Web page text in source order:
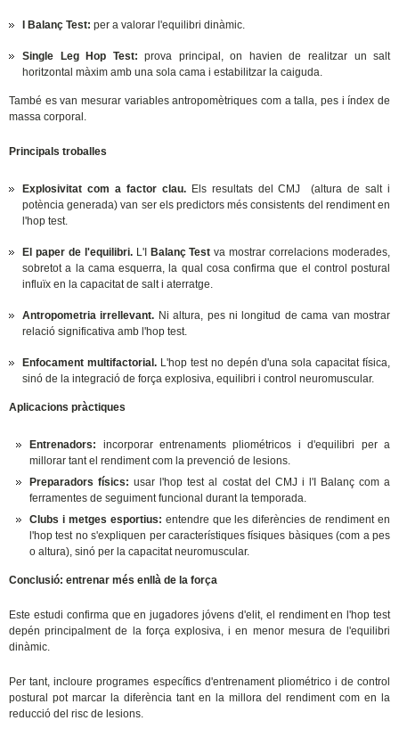
I Balanç Test: per a valorar l'equilibri dinàmic.
Single Leg Hop Test: prova principal, on havien de realitzar un salt
horitzontal màxim amb una sola cama i estabilitzar la caiguda.
També es van mesurar variables antropomètriques com a talla, pes i índex de
massa corporal.
Principals troballes
Explosivitat com a factor clau.Els resultats del CMJ (altura de salt i
potència generada) van ser els predictors més consistents del rendiment en
l'hop test.
El paper de l'equilibri.L'I Balanç Test va mostrar correlacions moderades,
sobretot a la cama esquerra, la qual cosa confirma que el control postural
influïx en la capacitat de salt i aterratge.
Antropometria irrellevant. Ni altura, pes ni longitud de cama van mostrar
relació significativa amb l'hop test.
Enfocament multifactorial.L'hop test no depén d'una sola capacitat física,
sinó de la integració de força explosiva, equilibri i control neuromuscular.
Aplicacions pràctiques
Entrenadors: incorporar entrenaments pliométricos i d'equilibri per a
millorar tant el rendiment com la prevenció de lesions.
Preparadors físics: usar l'hop test al costat del CMJ i l'I Balanç com a
ferramentes de seguiment funcional durant la temporada.
Clubs i metges esportius: entendre que les diferències de rendiment en
l'hop test no s'expliquen per característiques físiques bàsiques (com a pes
o altura), sinó per la capacitat neuromuscular.
Conclusió: entrenar més enllà de la força
Este estudi confirma que en jugadores jóvens d'elit, el rendiment en l'hop test
depén principalment de la força explosiva, i en menor mesura de l'equilibri
dinàmic.
Per tant, incloure programes específics d'entrenament pliométrico i de control
postural pot marcar la diferència tant en la millora del rendiment com en la
reducció del risc de lesions.